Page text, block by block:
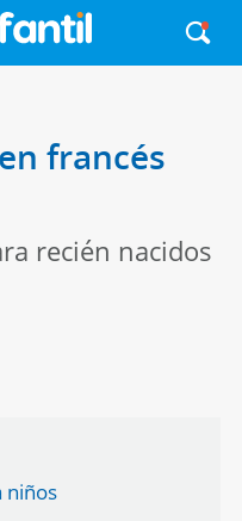
francés
recién nacidos
niños